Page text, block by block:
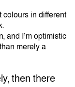
colours in different
and I’m optimistic
merely a
then there